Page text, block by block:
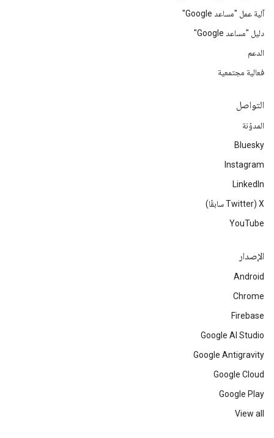
آلية عمل "مساعد Google"
دليل "مساعد Google"
الدعم
فعالية مجتمعية
التواصل
المدوّنة
Bluesky
Instagram
LinkedIn
‫X ‏(Twitter سابقًا)
YouTube
الإصدار
Android
Chrome
Firebase
Google AI Studio
Google Antigravity
Google Cloud
Google Play
View all